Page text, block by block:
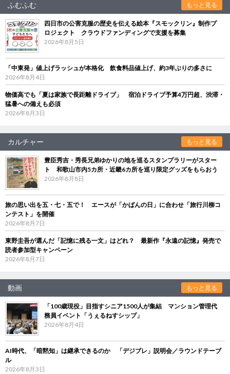
ふむふむ もっと見る
四日市の公害克服の歴史を伝える絵本『スモックリン』制作プ
ロジェクト クラウドファンディングで支援を募集
2026年8月5日
「中東発」値上げラッシュが本格化 飲食料品値上げ、約3年ぶりの多さに
2026年8月4日
物価高でも「夏は家族で長距離ドライブ」 宿泊ドライブ予算4万円超、渋滞・
猛暑への備えも必須
2026年8月3日
カルチャー もっと見る
豊臣秀吉・秀長兄弟ゆかりの地を巡るスタンプラリーがスター
ト 和歌山市内5カ所・近畿6カ所を巡り限定グッズをもらおう
2026年8月8日
旅の思い出を五・七・五で！ エースが「かばんの日」に合わせ「旅行川柳コ
ンテスト」を開催
2026年8月7日
東野圭吾が選んだ「記憶に残る一文」はどれ？ 最新作『永遠の記憶』発売で
読者参加型キャンペーン
2026年8月7日
動画 もっと見る
「100歳現役」目指すシニア1500人が集結 マンション管理代
務員イベント「うぇるねすシップ」
2026年8月4日
AI時代、「暗黙知」は継承できるのか 「デジブレ」説明会／ラウンドテーブ
ル
2026年8月3日